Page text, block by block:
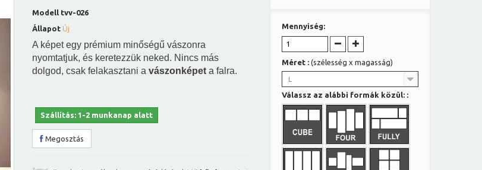
Modell tvv-026
Állapot Új
A képet egy prémium minőségű vászonra
nyomtatjuk, és keretezzük neked. Nincs más
dolgod, csak felakasztani a vászonképet a falra.
Szállítás: 1-2 munkanap alatt
Megosztás
Mennyiség:
Méret : (szélesség x magasság)
L
Válassz az alábbi formák közül: :